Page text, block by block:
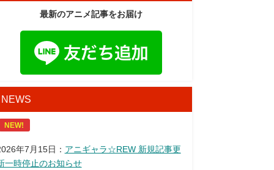
最新のアニメ記事をお届け
NEWS
NEW!
年7月15日： アニギャラ☆REW 新規記事更
一時停止のお知らせ